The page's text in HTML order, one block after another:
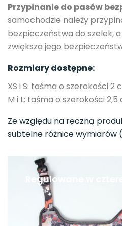
Przypinanie do pasów
samochodzie należy
bezpieczeństwa do szelek,
zwiększa jego
Rozmiary dostępne:
XS i S: taśma o szerokości 2
M i L: taśma o szerokości 2,5
Ze względu na ręczną
subtelne różnice wymiarów
Regulowane w